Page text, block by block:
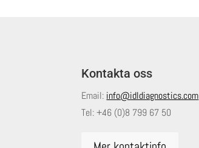
Kontakta oss
Email: info@idldiagnostics.com
Tel:+46 (0)8 799 67 50